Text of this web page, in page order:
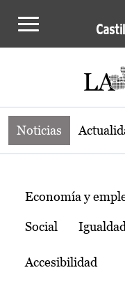
Noticias de la
Noticias
Temas
Economía y
Social Igualdad
Accesibilidad